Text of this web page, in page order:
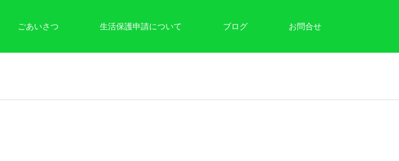
ごあいさつ 生活保護申請について ブログ お問合せ